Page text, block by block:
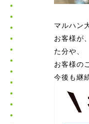
マルハン
お客様が
た分や、
お客様の
今後も継